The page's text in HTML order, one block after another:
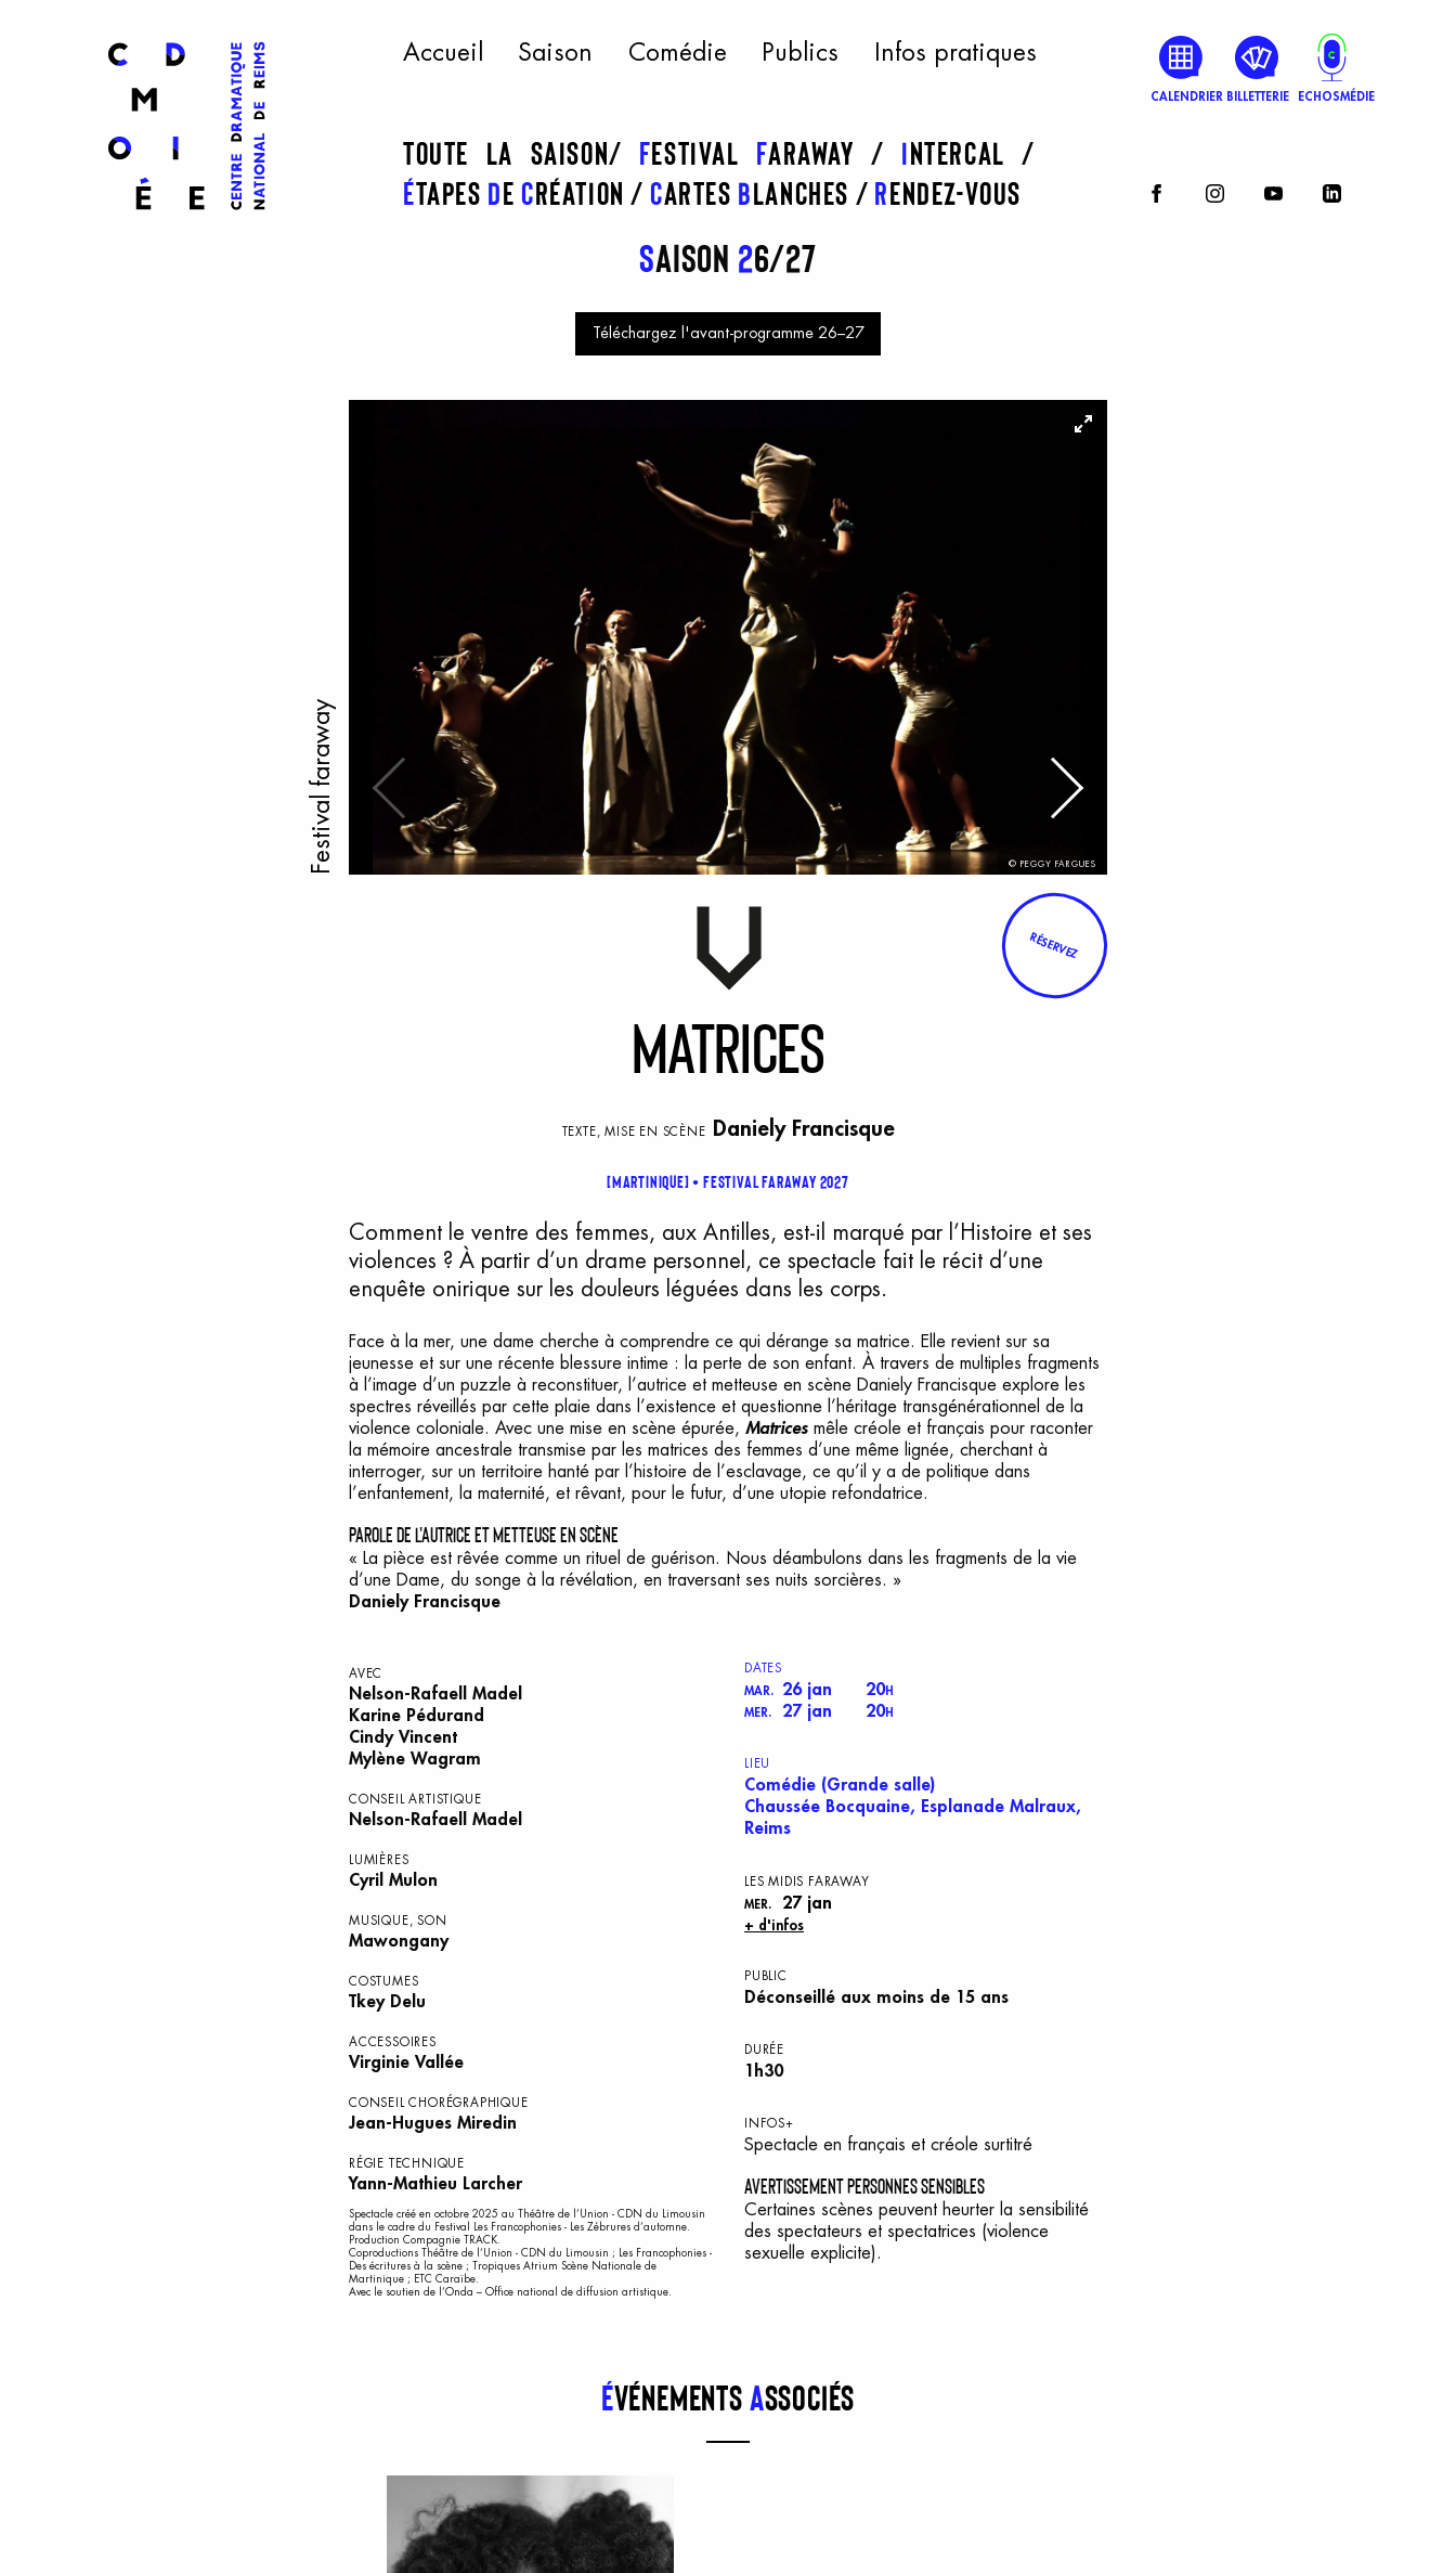
ogo Accueil Saison Comédie Publics Infos pratiques
Toute la saison festival faraway Intercal
Étapes decréation Cartes blanches Rendez-vous
CALENDRIER BILLETTERIE ECHOSMÉDIE
Saison 26/27
Téléchargez l'avant-programme 26–27
© PEGGY FARGUES
Festival faraway
RÉSERVEZ
Matrices
TEXTE, MISE EN SCÈNE Daniely Francisque
[MARTINIQUE] Festival faraway 2027
Comment le ventre des femmes, aux Antilles, est-il marqué par l’Histoire et ses
violences ? À partir d’un drame personnel, ce spectacle fait le récit d’une
enquête onirique sur les douleurs léguées dans les corps.
Face à la mer, une dame cherche à comprendre ce qui dérange sa matrice. Elle revient sur sa
jeunesse et sur une récente blessure intime : la perte de son enfant. À travers de multiples fragments
à l’image d’un puzzle à reconstituer, l’autrice et metteuse en scène Daniely Francisque explore les
spectres réveillés par cette plaie dans l’existence et questionne l’héritage transgénérationnel de la
violence coloniale. Avec une mise en scène épurée, Matrices mêle créole et français pour raconter
la mémoire ancestrale transmise par les matrices des femmes d’une même lignée, cherchant à
interroger, sur un territoire hanté par l’histoire de l’esclavage, ce qu’il y a de politique dans
l’enfantement, la maternité, et rêvant, pour le futur, d’une utopie refondatrice.
parole de l'autrice et metteuse en scène
« La pièce est rêvée comme un rituel de guérison. Nous déambulons dans les fragments de la vie
d’une Dame, du songe à la révélation, en traversant ses nuits sorcières. »
Daniely Francisque
AVEC
Nelson-Rafaell Madel
Karine Pédurand
Cindy Vincent
Mylène Wagram
CONSEIL ARTISTIQUE
Nelson-Rafaell Madel
LUMIÈRES
Cyril Mulon
MUSIQUE, SON
Mawongany
COSTUMES
Tkey Delu
ACCESSOIRES
Virginie Vallée
CONSEIL CHORÉGRAPHIQUE
Jean-Hugues Miredin
RÉGIE TECHNIQUE
Yann-Mathieu Larcher
Spectacle créé en octobre 2025 au Théâtre de l’Union - CDN du Limousin
dans le cadre du Festival Les Francophonies - Les Zébrures d’automne.
Production Compagnie TRACK.
Coproductions Théâtre de l’Union - CDN du Limousin ; Les Francophonies -
Des écritures à la scène ; Tropiques Atrium Scène Nationale de
Martinique ; ETC Caraïbe.
Avec le soutien de l’Onda – Office national de diffusion artistique.
DATES
MAR.
26 jan 20H
MER.
27 jan 20H
LIEU
Comédie (Grande salle)
Chaussée Bocquaine, Esplanade Malraux,
Reims
ESM IDIS FARAWAY
MER.
27 jan
+ d'infos
PUBLIC
Déconseillé aux moins de 15 ans
DURÉE
1h30
INFOS+
Spectacle en français et créole surtitré
avertissement personnes sensibles
Certaines scènes peuvent heurter la sensibilité
des spectateurs et spectatrices (violence
sexuelle explicite).
Événementsassociés